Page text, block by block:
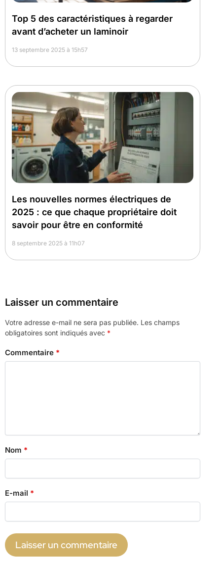
Top 5 des caractéristiques à regarder
avant d’acheter un laminoir
13 septembre 2025 à 15h57
Les nouvelles normes électriques de
2025 : ce que chaque propriétaire doit
savoir pour être en conformité
8 septembre 2025 à 11h07
Laisser un commentaire
Votre adresse e-mail ne sera pas publiée. Les champs
obligatoires sont indiqués avec *
Commentaire *
Nom *
E-mail *